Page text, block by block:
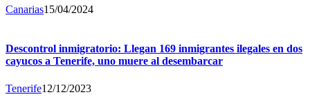
Canarias15/04/2024
Descontrol inmigratorio: Llegan 169 inmigrantes ilegales en dos
cayucos a Tenerife, uno muere al desembarcar
Tenerife12/12/2023